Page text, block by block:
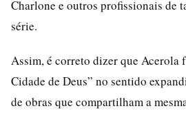
Charlone e outros profissionais de
série.
Assim, é correto dizer que Acerola
Cidade de Deus” no sentido
de obras que compartilham a